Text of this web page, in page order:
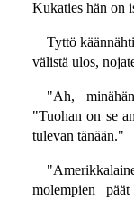
Kukaties hän on
Tyttö
välistä ulos,
"Ah,
"Tuohan on se
tulevan tänään."
molempien